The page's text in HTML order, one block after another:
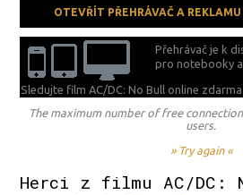
OTEVŘÍT PŘEHRÁVAČ A
Přehrávač je k
pro notebooky
Sledujte film AC/DC: No Bull online
The maximum number of free
users.
» Try again «
Herci z filmu AC/DC: